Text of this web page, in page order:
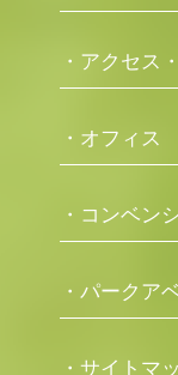
・アクセス
・オフィス
・コンベン
・パークア
・サイトマ